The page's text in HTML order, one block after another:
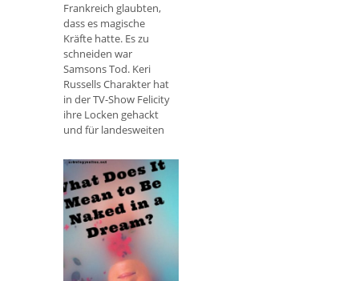
Frankreich glaubten,
dass es magische
Kräfte hatte. Es zu
schneiden war
Samsons Tod. Keri
Russells Charakter hat
in der TV-Show Felicity
ihre Locken gehackt
und für landesweiten
Interpretation der
symbolischen